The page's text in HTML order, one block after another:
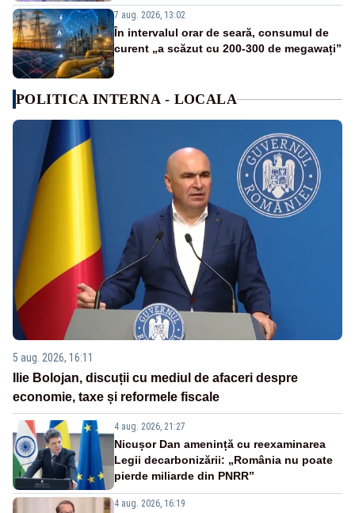
7 aug. 2026, 13:02
În intervalul orar de seară, consumul de
curent „a scăzut cu 200-300 de megawați”
POLITICA INTERNA - LOCALA
5 aug. 2026, 16:11
Ilie Bolojan, discuții cu mediul de afaceri despre
economie, taxe și reformele fiscale
4 aug. 2026, 21:27
Nicușor Dan amenință cu reexaminarea
Legii decarbonizării: „România nu poate
pierde miliarde din PNRR”
4 aug. 2026, 16:19